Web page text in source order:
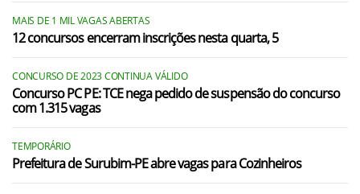
Escada/PE
Feira Nova/PE
Glória do Goitá/PE
Goiana/PE
Igarassu/PE
Ipojuca/PE
MAIS DE 1 MIL VAGAS ABERTAS
12 concursos encerram inscrições nesta quarta, 5
CONCURSO DE 2023 CONTINUA VÁLIDO
Concurso PC PE: TCE nega pedido de suspensão do concurso
com 1.315 vagas
TEMPORÁRIO
Prefeitura de Surubim-PE abre vagas para Cozinheiros